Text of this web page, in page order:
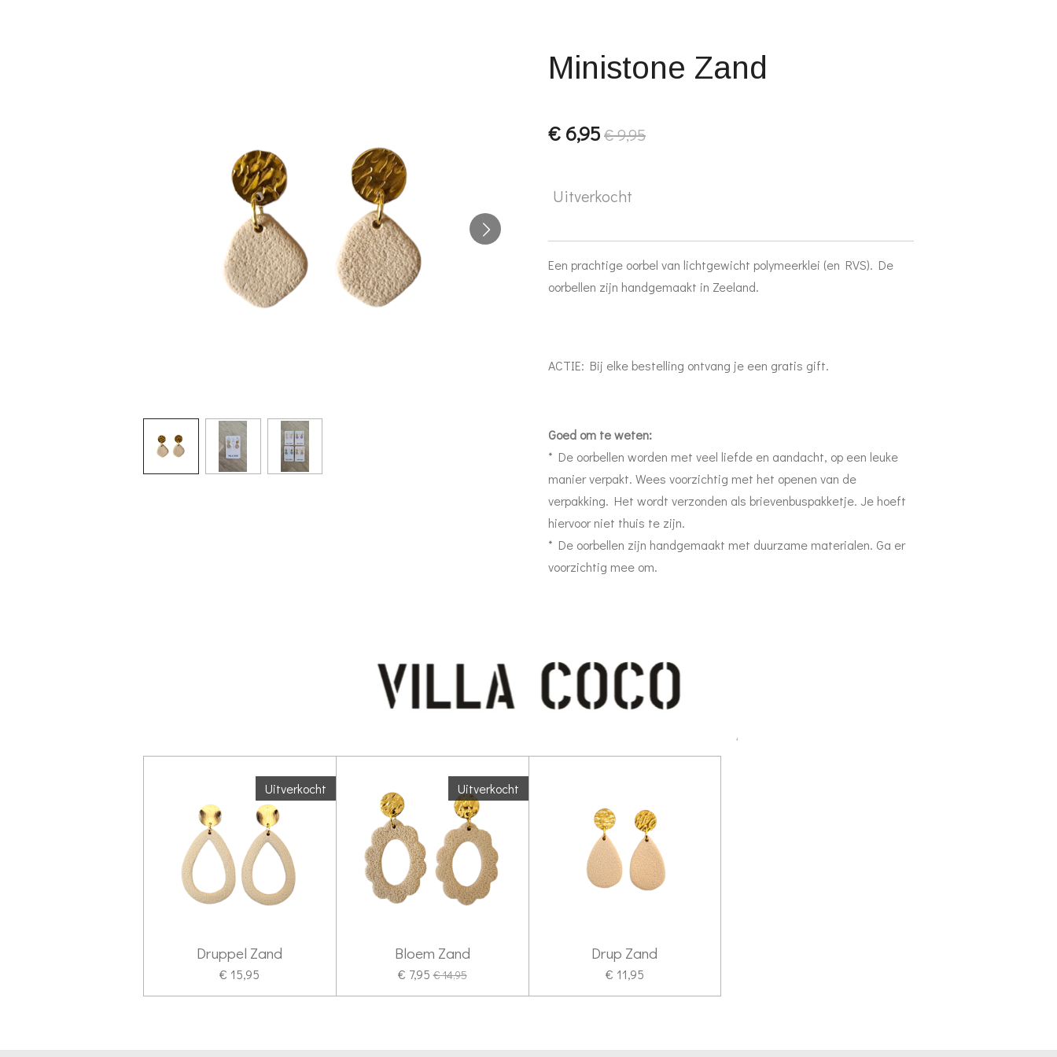
Ministone Zand
€ 6,95€ 9,95
Uitverkocht
Een prachtige oorbel van lichtgewicht polymeerklei (en RVS). De
oorbellen zijn handgemaakt in Zeeland.
ACTIE: Bij elke bestelling ontvang je een gratis gift.
Goed om te weten:
* De oorbellen worden met veel liefde en aandacht, op een leuke
manier verpakt. Wees voorzichtig met het openen van de
verpakking. Het wordt verzonden als brievenbuspakketje. Je hoeft
hiervoor niet thuis te zijn.
* De oorbellen zijn handgemaakt met duurzame materialen. Ga er
voorzichtig mee om.
Uitverkocht
Druppel Zand
€ 15,95
Uitverkocht
Bloem Zand
€ 7,95 € 14,95
Drup Zand
€ 11,95